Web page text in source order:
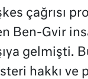
çağrısı
Ben-Gvir
gelmişti.
hakkı ve